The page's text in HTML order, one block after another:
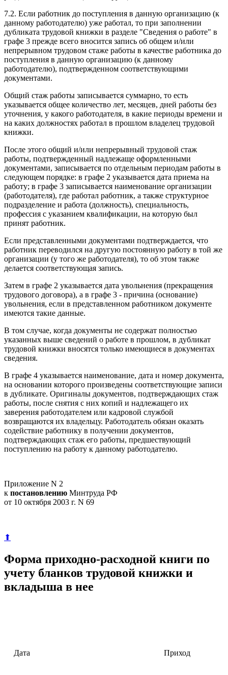
7.2. Если работник до поступления в данную организацию (к
данному работодателю) уже работал, то при заполнении
дубликата трудовой книжки в разделе "Сведения о работе" в
графе 3 прежде всего вносится запись об общем и/или
непрерывном трудовом стаже работы в качестве работника до
поступления в данную организацию (к данному
работодателю), подтвержденном соответствующими
документами.
Общий стаж работы записывается суммарно, то есть
указывается общее количество лет, месяцев, дней работы без
уточнения, у какого работодателя, в какие периоды времени и
на каких должностях работал в прошлом владелец трудовой
книжки.
После этого общий и/или непрерывный трудовой стаж
работы, подтвержденный надлежаще оформленными
документами, записывается по отдельным периодам работы в
следующем порядке: в графе 2 указывается дата приема на
работу; в графе 3 записывается наименование организации
(работодателя), где работал работник, а также структурное
подразделение и работа (должность), специальность,
профессия с указанием квалификации, на которую был
принят работник.
Если представленными документами подтверждается, что
работник переводился на другую постоянную работу в той же
организации (у того же работодателя), то об этом также
делается соответствующая запись.
Затем в графе 2 указывается дата увольнения (прекращения
трудового договора), а в графе 3 - причина (основание)
увольнения, если в представленном работником документе
имеются такие данные.
В том случае, когда документы не содержат полностью
указанных выше сведений о работе в прошлом, в дубликат
трудовой книжки вносятся только имеющиеся в документах
сведения.
В графе 4 указывается наименование, дата и номер документа,
на основании которого произведены соответствующие записи
в дубликате. Оригиналы документов, подтверждающих стаж
работы, после снятия с них копий и надлежащего их
заверения работодателем или кадровой службой
возвращаются их владельцу. Работодатель обязан оказать
содействие работнику в получении документов,
подтверждающих стаж его работы, предшествующий
поступлению на работу к данному работодателю.
Приложение N 2
к постановлению Минтруда РФ
от 10 октября 2003 г. N 69
⬆
Форма приходно-расходной книги по
учету бланков трудовой книжки и
вкладыша в нее
Дата Приход